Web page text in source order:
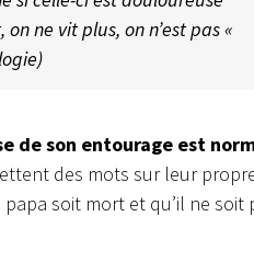
ne vit plus, on n’est pas «
de son entourage est
des mots sur leur
soit mort et qu’il ne soit